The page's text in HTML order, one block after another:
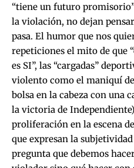
“tiene un futuro
la violación, no dejan
pasa. El humor que nos
repeticiones el mito de que
es SI”, las “cargadas”
violento como el maniquí
bolsa en la cabeza con una
la victoria de
proliferación en la escena
que expresan la
pregunta que debemos